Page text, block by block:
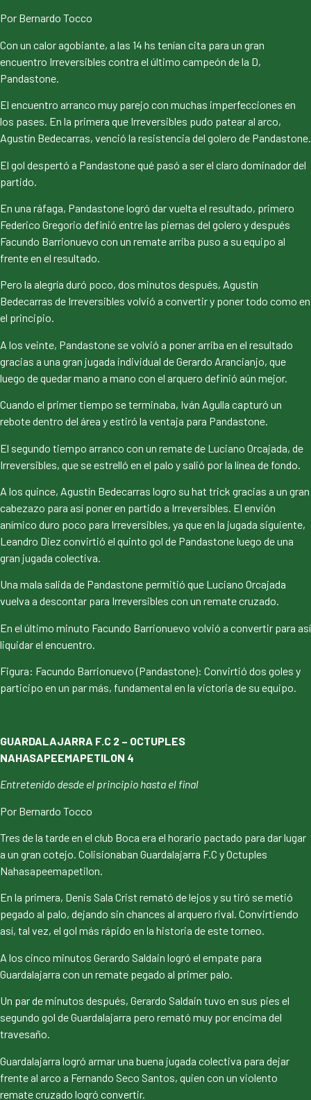
Por Bernardo Tocco
Con un calor agobiante, a las 14 hs tenían cita para un gran
encuentro Irreversibles contra el último campeón de la D,
Pandastone.
El encuentro arranco muy parejo con muchas imperfecciones en
los pases. En la primera que Irreversibles pudo patear al arco,
Agustín Bedecarras, venció la resistencia del golero de Pandastone.
El gol despertó a Pandastone qué pasó a ser el claro dominador del
partido.
En una ráfaga, Pandastone logró dar vuelta el resultado, primero
Federico Gregorio definió entre las piernas del golero y después
Facundo Barrionuevo con un remate arriba puso a su equipo al
frente en el resultado.
Pero la alegría duró poco, dos minutos después, Agustín
Bedecarras de Irreversibles volvió a convertir y poner todo como en
el principio.
A los veinte, Pandastone se volvió a poner arriba en el resultado
gracias a una gran jugada individual de Gerardo Arancianjo, que
luego de quedar mano a mano con el arquero definió aún mejor.
Cuando el primer tiempo se terminaba, Iván Agulla capturó un
rebote dentro del área y estiró la ventaja para Pandastone.
El segundo tiempo arranco con un remate de Luciano Orcajada, de
Irreversibles, que se estrelló en el palo y salió por la línea de fondo.
A los quince, Agustín Bedecarras logro su hat trick gracias a un gran
cabezazo para así poner en partido a Irreversibles. El envión
anímico duro poco para Irreversibles, ya que en la jugada siguiente,
Leandro Diez convirtió el quinto gol de Pandastone luego de una
gran jugada colectiva.
Una mala salida de Pandastone permitió que Luciano Orcajada
vuelva a descontar para Irreversibles con un remate cruzado.
En el último minuto Facundo Barrionuevo volvió a convertir para así
liquidar el encuentro.
Figura: Facundo Barrionuevo (Pandastone): Convirtió dos goles y
participo en un par más, fundamental en la victoria de su equipo.
GUARDALAJARRA F.C 2 – OCTUPLES
NAHASAPEEMAPETILON 4
Entretenido desde el principio hasta el final
Por Bernardo Tocco
Tres de la tarde en el club Boca era el horario pactado para dar lugar
a un gran cotejo. Colisionaban Guardalajarra F.C y Octuples
Nahasapeemapetilon.
En la primera, Denis Sala Crist remató de lejos y su tiró se metió
pegado al palo, dejando sin chances al arquero rival. Convirtiendo
así, tal vez, el gol más rápido en la historia de este torneo.
A los cinco minutos Gerardo Saldain logró el empate para
Guardalajarra con un remate pegado al primer palo.
Un par de minutos después, Gerardo Saldain tuvo en sus pies el
segundo gol de Guardalajarra pero remató muy por encima del
travesaño.
Guardalajarra logró armar una buena jugada colectiva para dejar
frente al arco a Fernando Seco Santos, quien con un violento
remate cruzado logró convertir.